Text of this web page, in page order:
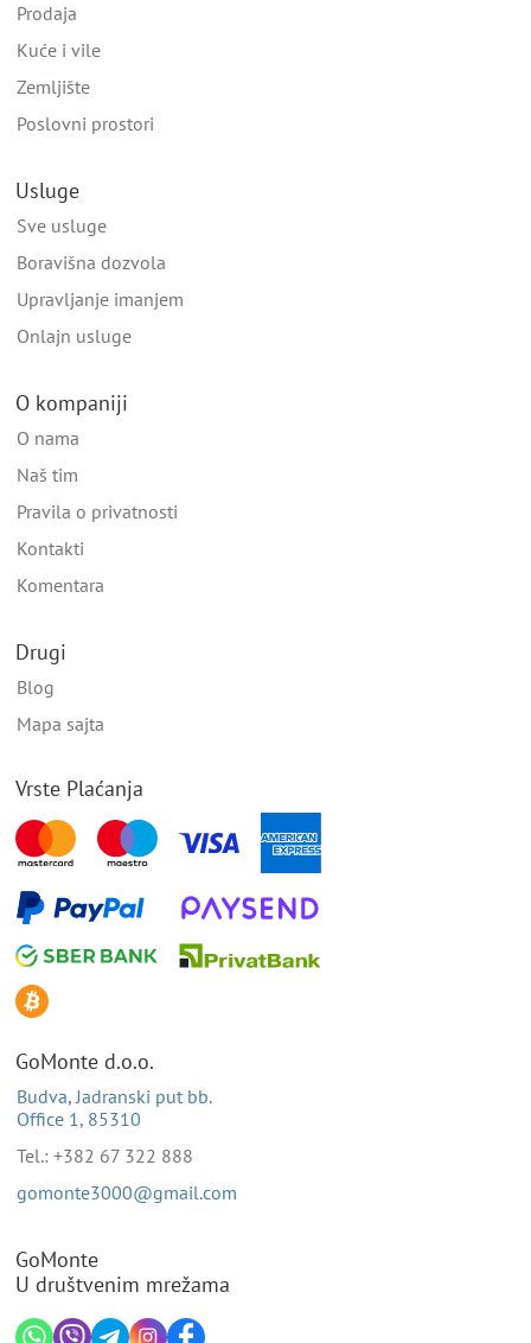
Prodaja
Kuće i vile
Zemljište
Poslovni prostori
Usluge
Sve usluge
Boravišna dozvola
Upravljanje imanjem
Onlajn usluge
O kompaniji
O nama
Naš tim
Pravila o privatnosti
Kontakti
Komentara
Drugi
Blog
Mapa sajta
Vrste Plaćanja
GoMonte d.o.o.
Budva, Jadranski put bb.
Office 1, 85310
Tel.: +382 67 322 888
gomonte3000@gmail.com
GoMonte
U društvenim mrežama